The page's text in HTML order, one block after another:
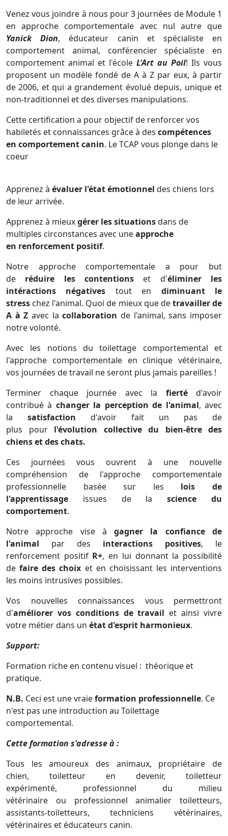
Venez vous joindre à nous pour 3 journées de Module 1
en approche comportementale avec nul autre que
Yanick Dion, éducateur canin et spécialiste en
comportement animal, conférencier spécialiste en
comportement animal et l'école L'Art au Poil! Ils vous
proposent un modèle fondé de A à Z par eux, à partir
de 2006, et qui a grandement évolué depuis, unique et
non-traditionnel et des diverses manipulations.
Cette certification a pour objectif de renforcer vos
habiletés et connaissances grâce à des compétences
en comportement canin. Le TCAP vous plonge dans le
coeur
Apprenez à évaluer l'état émotionnel des chiens lors
de leur arrivée.
Apprenez à mieuxgérer les situationsdans de
multiples circonstances avec uneapproche
en renforcement positif.
Notre approche comportementale a pour but
de réduire les contentions et d'éliminer les
intéractions négatives tout en diminuant le
stress chez l'animal. Quoi de mieux que detravailler de
A à Z avec lacollaborationde l'animal, sans imposer
notre volonté.
Avec les notions du toilettage comportemental et
l'approche comportementale en clinique vétérinaire,
vos journées de travail ne seront plus jamais pareilles !
Terminer chaque journée avec la fiertéd'avoir
contribué à changer la perception de l'animal, avec
la satisfaction d'avoir fait un pas de
plus pour l'évolution collective du bien-être des
chiens et des chats.
Ces journées vous ouvrent à une nouvelle
compréhension de l'approche comportementale
professionnelle basée sur les lois de
l'apprentissage issues de lascience du
comportement.
Notre approche vise àgagner la confiance de
l'animal par des interactions positives, le
renforcement positif R+, en lui donnant la possibilité
defaire des choix et en choisissant les interventions
les moins intrusives possibles.
Vos nouvelles connaissances vous permettront
d'améliorer vos conditions de travail et ainsi vivre
votre métier dans un état d'esprit harmonieux.
Support:
Formation riche en contenu visuel : théorique et
pratique.
N.B. Ceci est une vraieformation professionnelle. Ce
n'est pas une introduction au Toilettage
comportemental.
Cette formation s'adresse à :
Tous les amoureux des animaux, propriétaire de
chien, toiletteur en devenir, toiletteur
expérimenté, professionnel du milieu
vétérinaire ou professionnel animalier toiletteurs,
assistants-toiletteurs, techniciens vétérinaires,
vétérinaires et éducateurs canin.